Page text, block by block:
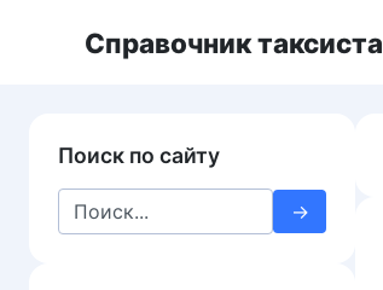
Справочник таксиста
Поиск по сайту
Search
for: